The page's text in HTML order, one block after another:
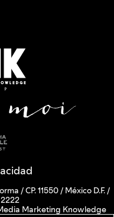
/ CP. 11550 / México D.F. /
Marketing Knowledge